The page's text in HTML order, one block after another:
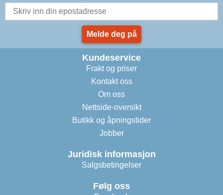
Melde deg på
Kundeservice
Frakt og priser
Kontakt oss
Om oss
Nettside-oversikt
Butikk og åpningstider
Jobber
Juridisk informasjon
Salgsbetingelser
Følg oss